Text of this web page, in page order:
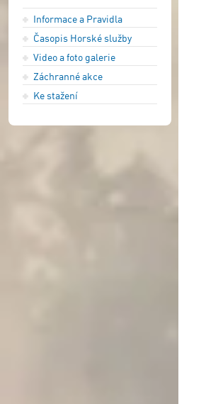
Informace a Pravidla
Časopis Horské služby
Video a foto galerie
Záchranné akce
Ke stažení